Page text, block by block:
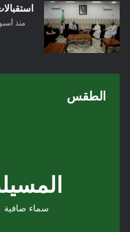
منذ
الطقس
سماء صافية